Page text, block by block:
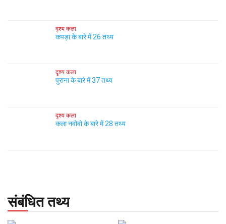
दृश्य कला
कपड़ा के बारे में 26 तथ्य
दृश्य कला
पुराना के बारे में 37 तथ्य
दृश्य कला
कला नवोवो के बारे में 28 तथ्य
संबंधित तथ्य